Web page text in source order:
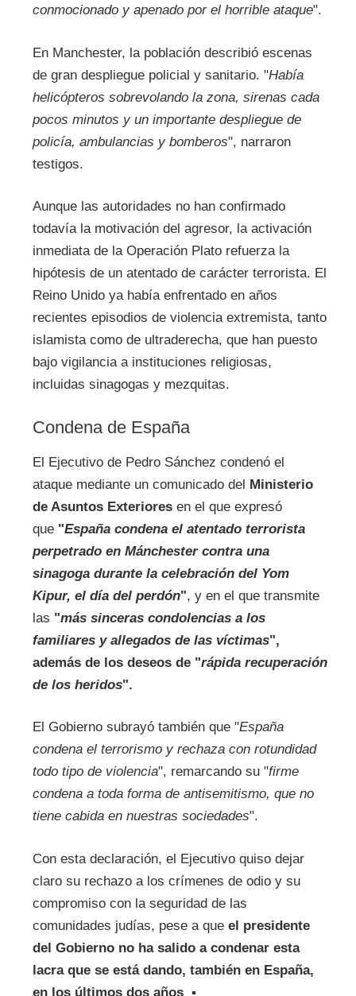
conmocionado y apenado por el horrible ataque".
En Manchester, la población describió escenas
de gran despliegue policial y sanitario. "Había
helicópteros sobrevolando la zona, sirenas cada
pocos minutos y un importante despliegue de
policía, ambulancias y bomberos", narraron
testigos.
Aunque las autoridades no han confirmado
todavía la motivación del agresor, la activación
inmediata de la Operación Plato refuerza la
hipótesis de un atentado de carácter terrorista. El
Reino Unido ya había enfrentado en años
recientes episodios de violencia extremista, tanto
islamista como de ultraderecha, que han puesto
bajo vigilancia a instituciones religiosas,
incluidas sinagogas y mezquitas.
Condena de España
El Ejecutivo de Pedro Sánchez condenó el
ataque mediante un comunicado del Ministerio
de Asuntos Exteriores en el que expresó
que "España condena el atentado terrorista
perpetrado en Mánchester contra una
sinagoga durante la celebración del Yom
Kipur, el día del perdón", y en el que transmite
las "más sinceras condolencias a los
familiares y allegados de las víctimas",
además de los deseos de "rápida recuperación
de los heridos".
El Gobierno subrayó también que "España
condena el terrorismo y rechaza con rotundidad
todo tipo de violencia", remarcando su "firme
condena a toda forma de antisemitismo, que no
tiene cabida en nuestras sociedades".
Con esta declaración, el Ejecutivo quiso dejar
claro su rechazo a los crímenes de odio y su
compromiso con la seguridad de las
comunidades judías, pese a que el presidente
del Gobierno no ha salido a condenar esta
lacra que se está dando, también en España,
en los últimos dos años ▪